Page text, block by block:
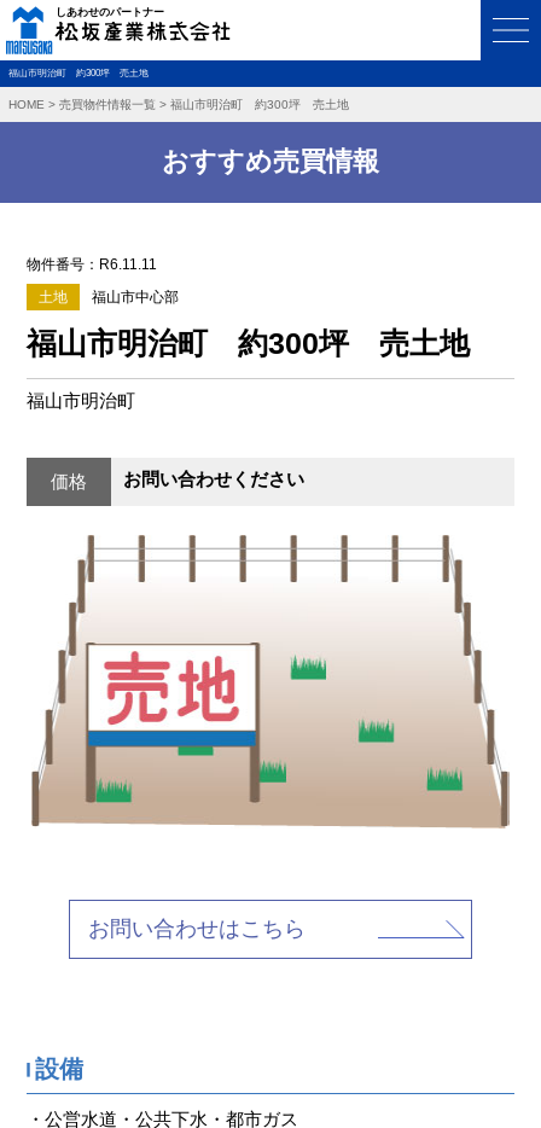
福山市明治町 約300坪 売土地
HOME > 売買物件情報一覧 > 福山市明治町 約300坪 売土地
おすすめ売買情報
物件番号：R6.11.11
土地
福山市中心部
福山市明治町 約300坪 売土地
福山市明治町
価格 お問い合わせください
お問い合わせはこちら
設備
・公営水道・公共下水・都市ガス